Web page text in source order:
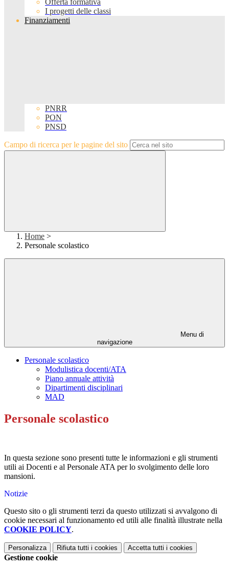
Offerta formativa
I progetti delle classi
Finanziamenti
PNRR
PON
PNSD
Campo di ricerca per le pagine del sito
Home >
Personale scolastico
Menu di
navigazione
Personale scolastico
Modulistica docenti/ATA
Piano annuale attività
Dipartimenti disciplinari
MAD
Personale scolastico
In questa sezione sono presenti tutte le informazioni e gli strumenti
utili ai Docenti e al Personale ATA per lo svolgimento delle loro
mansioni.
Notizie
Questo sito o gli strumenti terzi da questo utilizzati si avvalgono di
cookie necessari al funzionamento ed utili alle finalità illustrate nella
COOKIE POLICY.
Personalizza Rifiuta tutti i cookies Accetta tutti i cookies
Gestione cookie